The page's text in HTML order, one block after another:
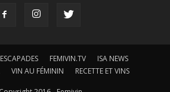
ESCAPADES FEMIVIN.TV
ISA NEWS
VIN AU FÉMININ RECETTE ET VINS